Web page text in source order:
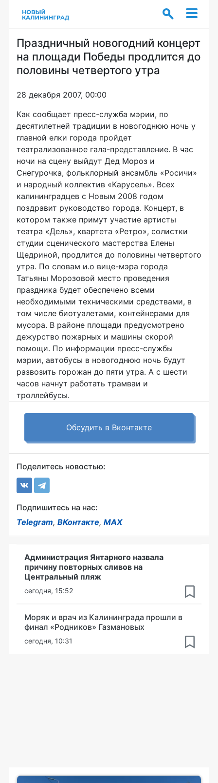
Праздничный новогодний концерт
на площади Победы продлится до
половины четвертого утра
28 декабря 2007, 00:00
Как сообщает пресс-служба мэрии, по
десятилетней традиции в новогоднюю ночь у
главной елки города пройдет
театрализованное гала-представление. В час
ночи на сцену выйдут Дед Мороз и
Снегурочка, фольклорный ансамбль «Росичи»
и народный коллектив «Карусель». Всех
калининградцев с Новым 2008 годом
поздравит руководство города. Концерт, в
котором также примут участие артисты
театра «Дель», квартета «Ретро», солистки
студии сценического мастерства Елены
Щедриной, продлится до половины четвертого
утра. По словам и.о вице-мэра города
Татьяны Морозовой место проведения
праздника будет обеспечено всеми
необходимыми техническими средствами, в
том числе биотуалетами, контейнерами для
мусора. В районе площади предусмотрено
дежурство пожарных и машины скорой
помощи. По информации пресс-службы
мэрии, автобусы в новогоднюю ночь будут
развозить горожан до пяти утра. А с шести
часов начнут работать трамваи и
троллейбусы.
Обсудить в Вконтакте
Поделитесь новостью:
Подпишитесь на нас:
Telegram, ВКонтакте, MAX
Администрация Янтарного назвала
причину повторных сливов на
Центральный пляж
сегодня, 15:52
Моряк и врач из Калининграда прошли в
финал «Родников» Газмановых
сегодня, 10:31